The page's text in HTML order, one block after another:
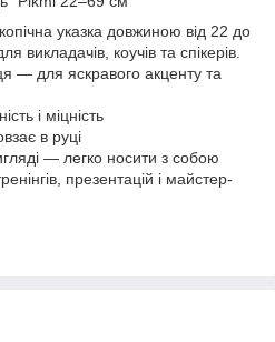
указка довжиною від 22 до
коучів та спікерів.
— для яскравого акценту та
і міцність
в руці
— легко носити з собою
презентацій і майстер-